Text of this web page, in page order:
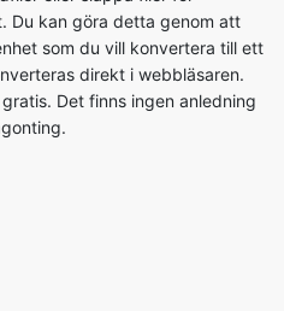
Du kan göra detta genom att
som du vill konvertera till ett
direkt i webbläsaren.
Det finns ingen anledning